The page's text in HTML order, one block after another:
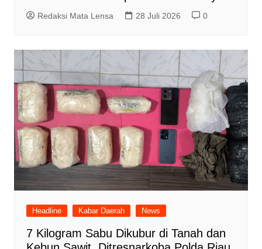
Redaksi Mata Lensa 28 Juli 2026 0
Headline Kabar Daerah News
7 Kilogram Sabu Dikubur di Tanah dan